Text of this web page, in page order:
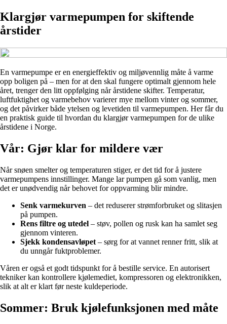
Klargjør varmepumpen for skiftende
årstider
En varmepumpe er en energieffektiv og miljøvennlig måte å varme
opp boligen på – men for at den skal fungere optimalt gjennom hele
året, trenger den litt oppfølging når årstidene skifter. Temperatur,
luftfuktighet og varmebehov varierer mye mellom vinter og sommer,
og det påvirker både ytelsen og levetiden til varmepumpen. Her får du
en praktisk guide til hvordan du klargjør varmepumpen for de ulike
årstidene i Norge.
Vår: Gjør klar for mildere vær
Når snøen smelter og temperaturen stiger, er det tid for å justere
varmepumpens innstillinger. Mange lar pumpen gå som vanlig, men
det er unødvendig når behovet for oppvarming blir mindre.
Senk varmekurven – det reduserer strømforbruket og slitasjen
på pumpen.
Rens filtre og utedel – støv, pollen og rusk kan ha samlet seg
gjennom vinteren.
Sjekk kondensavløpet – sørg for at vannet renner fritt, slik at
du unngår fuktproblemer.
Våren er også et godt tidspunkt for å bestille service. En autorisert
tekniker kan kontrollere kjølemediet, kompressoren og elektronikken,
slik at alt er klart før neste kuldeperiode.
Sommer: Bruk kjølefunksjonen med måte